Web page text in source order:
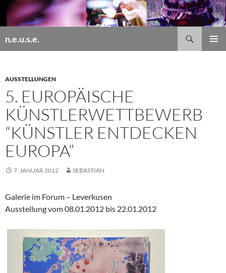
Zum
Inhalt
springen
n.e.u.s.e.
AUSSTELLUNGEN
5. EUROPÄISCHE
KÜNSTLERWETTBEWERB
“KÜNSTLER ENTDECKEN
EUROPA”
7. JANUAR 2012 SEBASTIAN
Galerie im Forum – Leverkusen
Ausstellung vom 08.01.2012 bis 22.01.2012